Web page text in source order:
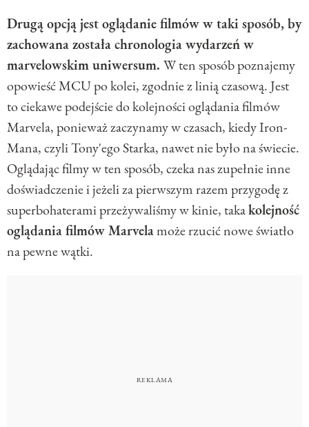
Drugą opcją jest oglądanie filmów w taki sposób, by
zachowana została chronologia wydarzeń w
marvelowskim uniwersum. W ten sposób poznajemy
opowieść MCU po kolei, zgodnie z linią czasową. Jest
to ciekawe podejście do kolejności oglądania filmów
Marvela, ponieważ zaczynamy w czasach, kiedy Iron-
Mana, czyli Tony'ego Starka, nawet nie było na świecie.
Oglądając filmy w ten sposób, czeka nas zupełnie inne
doświadczenie i jeżeli za pierwszym razem przygodę z
superbohaterami przeżywaliśmy w kinie, takakolejność
oglądania filmów Marvelamoże rzucić nowe światło
na pewne wątki.